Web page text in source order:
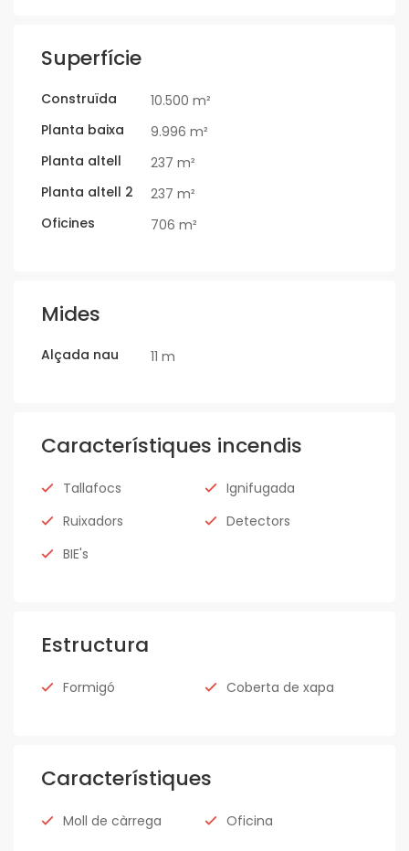
Superfície
Construïda
10.500 m²
Planta baixa
9.996 m²
Planta altell
237 m²
Planta altell 2
237 m²
Oficines
706 m²
Mides
Alçada nau 11 m
Característiques incendis
Tallafocs
Ignifugada
Ruixadors
Detectors
BIE's
Estructura
Formigó Coberta de xapa
Característiques
Moll de càrrega Oficina